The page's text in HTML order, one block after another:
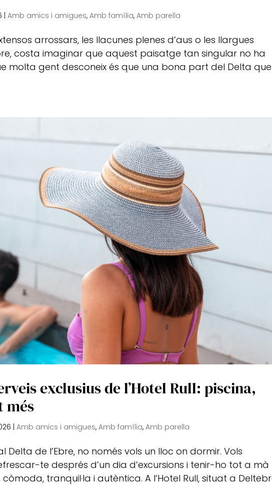
|Amb amics i amigues,Amb família,Amb parella
arrossars, les llacunes plenes d’aus o les llargues
costa imaginar que aquest paisatge tan singular no ha
molta gent desconeix és que una bona part del Delta que
exclusius de l’Hotel Rull: piscina,
més
|Amb amics i amigues,Amb família,Amb parella
Delta de l’Ebre, no només vols un lloc on dormir. Vols
te després d’un dia d’excursions i tenir-ho tot a mà
tranquil·la i autèntica. A l’Hotel Rull, situat a